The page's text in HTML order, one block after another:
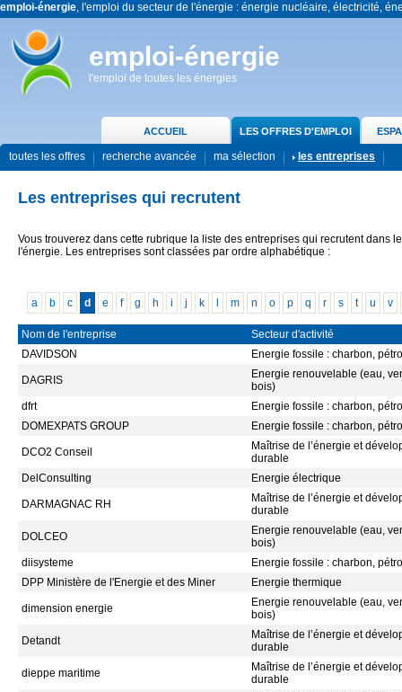
emploi-énergie, l'emploi du secteur de l'énergie : énergie nucléaire, électricité,
emploi-énergie
l'emploi de toutes les énergies
ACCUEIL LES OFFRES D'EMPLOI
toutes les offres recherche avancée ma sélection les entreprises
Les entreprises qui recrutent
Vous trouverez dans cette rubrique la liste des entreprises qui recrutent dans
l'énergie. Les entreprises sont classées par ordre alphabétique :
a b c d e f g h i j k m n o p q r s t u v
Nom de l'entreprise
Secteur d'activité
DAVIDSON
Energie fossile : charbon,
DAGRIS
Energie renouvelable (eau,
bois)
dfrt
Energie fossile : charbon,
DOMEXPATS GROUP
Energie fossile : charbon,
DCO2 Conseil
Maîtrise de l’énergie et
durable
DelConsulting
Energie électrique
DARMAGNAC RH
Maîtrise de l’énergie et
durable
DOLCEO
Energie renouvelable (eau,
bois)
diisysteme
Energie fossile : charbon,
DPP Ministère de l'Energie et des Miner
Energie thermique
dimension energie
Energie renouvelable (eau,
bois)
Detandt
Maîtrise de l’énergie et
durable
dieppe maritime
Maîtrise de l’énergie et
durable